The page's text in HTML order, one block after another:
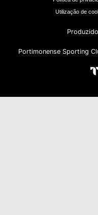
Utilização de
Portimonense Sporting